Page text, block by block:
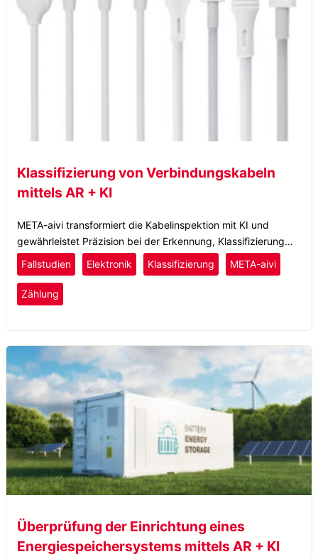
Klassifizierung von Verbindungskabeln
mittels AR + KI
META-aivi transformiert die Kabelinspektion mit KI und
gewährleistet Präzision bei der Erkennung, Klassifizierung
und Defekterkennung für eine effiziente Elektronikfertigung.
Fallstudien Elektronik Klassifizierung META-aivi
Zählung
Überprüfung der Einrichtung eines
Energiespeichersystems mittels AR + KI